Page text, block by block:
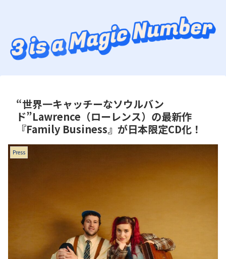
“世界一キャッチーなソウルバン
ド”Lawrence（ローレンス）の最新作
『Family Business』が日本限定CD化！
Press